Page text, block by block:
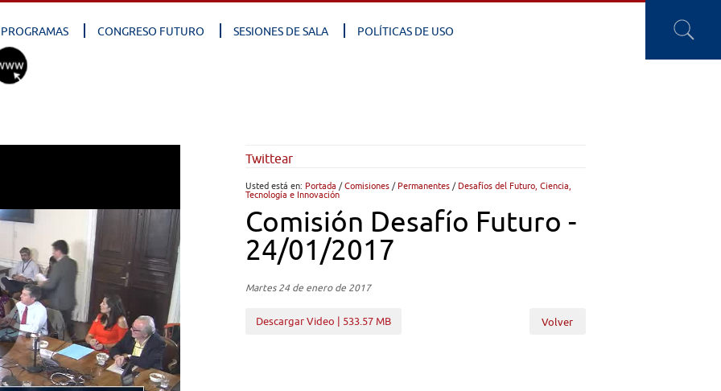
PROGRAMAS CONGRESO FUTURO SESIONES DE SALA POLÍTICAS DE USO
Twittear
Usted está en: Portada /Comisiones/ Permanentes/ Desafíos del Futuro, Ciencia,
Tecnología e Innovación
Comisión Desafío Futuro -
24/01/2017
Martes 24 de enero de 2017
Descargar Video | 533.57 MB Volver